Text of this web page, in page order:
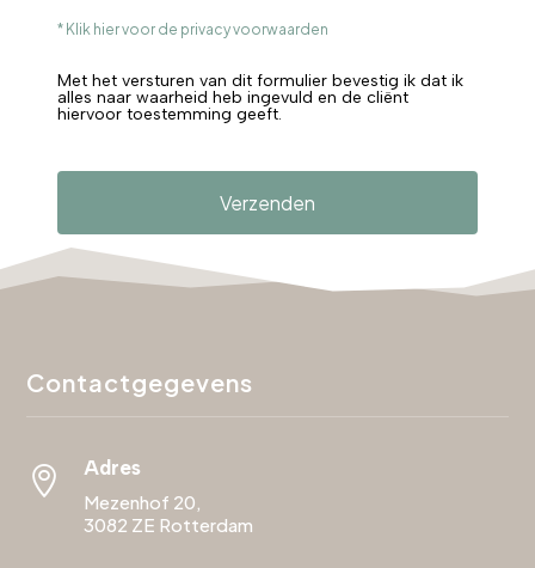
* Klik hier voor de privacy voorwaarden
Met het versturen van dit formulier bevestig ik dat ik
alles naar waarheid heb ingevuld en de cliënt
hiervoor toestemming geeft.
Verzenden
Contactgegevens
 Adres
Mezenhof 20,
3082 ZE Rotterdam